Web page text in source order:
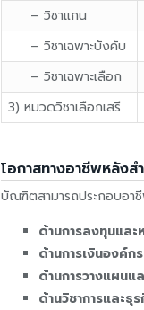
– วิชาแกน
– วิชาเฉพาะบังคับ
– วิชาเฉพาะเลือก
3) หมวดวิชาเลือกเสรี
โอกาสทางอาชีพหลังส
บัณฑิตสามารถประกอบอา
ด้านการลงทุนแล
ด้านการเงินองค์ก
ด้านการวางแผนแ
ด้านวิชาการและธุ